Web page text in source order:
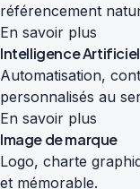
référencement
En savoir plus
Intelligence
Automatisation,
personnalisés au
En savoir plus
Image de marque
Logo, charte
et mémorable.